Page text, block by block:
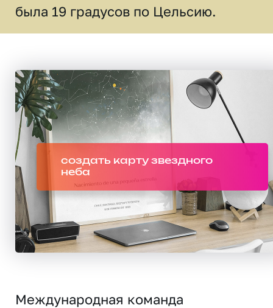
была 19 градусов по Цельсию.
создать карту звездного
неба
Международная команда